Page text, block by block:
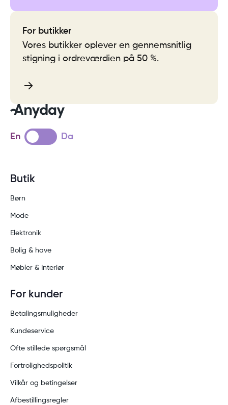
For butikker
Vores butikker oplever en gennemsnitlig
stigning i ordreværdien på 50 %.
En Da
Butik
Børn
Mode
Elektronik
Bolig & have
Møbler & Interiør
For kunder
Betalingsmuligheder
Kundeservice
Ofte stillede spørgsmål
Fortrolighedspolitik
Vilkår og betingelser
Afbestillingsregler